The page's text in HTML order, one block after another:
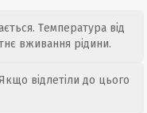
Температура від
вживання рідини.
відлетіли до цього